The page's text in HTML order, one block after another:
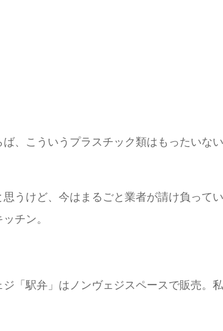
、こういうプラスチック類はもったいな
うけど、今はまるごと業者が請け負って
チン。
「駅弁」はノンヴェジスペースで販売。